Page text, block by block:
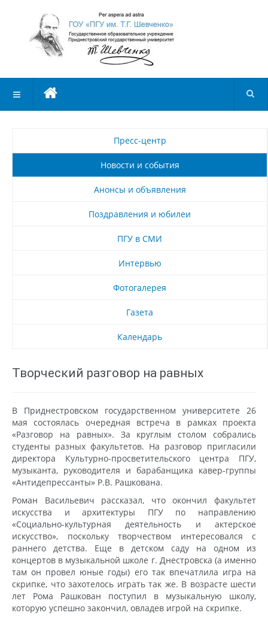
Пресс-центр
Новости и события
Анонсы и объявления
Поздравления и юбилеи
ПГУ в СМИ
Интервью
Фотогалерея
Газета
Календарь
Творческий разговор на равных
В Приднестровском государственном университете 26
мая состоялась очередная встреча в рамках проекта
«Разговор на равных». За круглым столом собрались
студенты разных факультетов. На разговор пригласили
директора Культурно-просветительского центра ПГУ,
музыканта, руководителя и барабанщика кавер-группы
«Антидепрессанты» Р.В. Рашкована.
Роман Васильевич рассказал, что окончил факультет
искусства и архитектуры ПГУ по направлению
«Социально-культурная деятельность и актерское
искусство», поскольку творчеством интересовался с
раннего детства. Еще в детском саду на одном из
концертов в музыкальной школе г. Днестровска (а именно
там он провел юные годы) его так впечатлила игра на
скрипке, что захотелось играть так же. В возрасте шести
лет Рома Рашкован поступил в музыкальную школу,
которую успешно закончил, овладев игрой на скрипке.